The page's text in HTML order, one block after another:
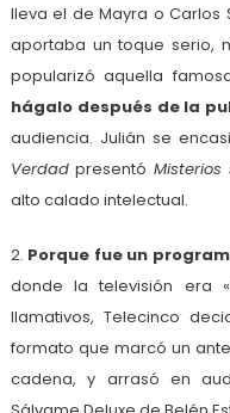
lleva el de Mayra o Carlos
aportaba un toque serio,
popularizó aquella
hágalo después de la
audiencia. Julián se
Verdadpresentó Misterios
alto calado intelectual.
2. Porque fue un
donde la televisión era
llamativos, Telecinco
formato que marcó un
cadena, y arrasó en